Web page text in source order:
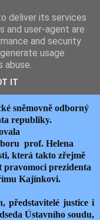
LIDU
sněmovně odborný
republiky.
prof. Helena
která takto zřejmě
pravomoci prezidenta
Kajínkovi.
představitelé justice i
Ústavního soudu,
deliver its services
and user-agent are
and security
usage
abuse.
IT